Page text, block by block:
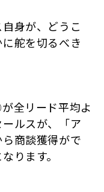
身が、どうこ
舵を切るべき
全リード平均よ
ルスが、「ア
商談獲得がで
ります。